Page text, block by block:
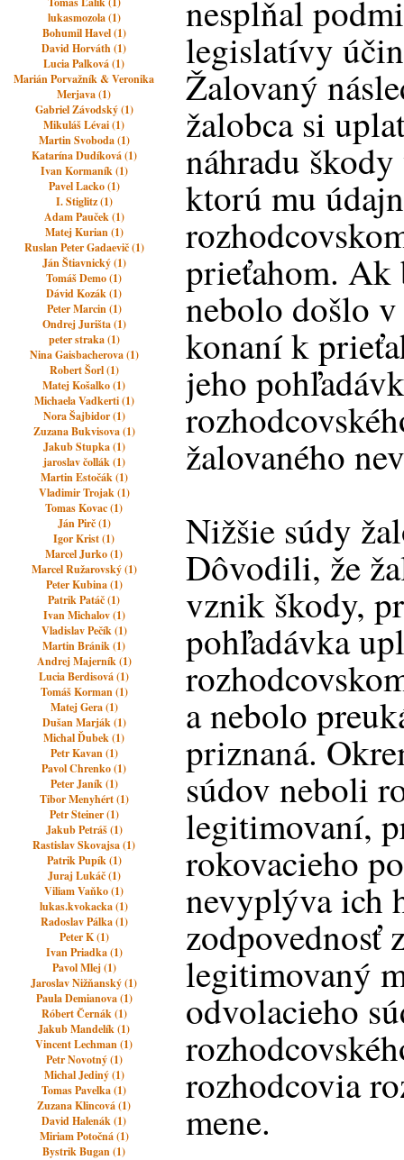
lukasmozola (1)
Bohumil Havel (1)
David Horváth (1)
Lucia Palková (1)
Marián Porvažník & Veronika
Merjava (1)
Gabriel Závodský (1)
Mikuláš Lévai (1)
Martin Svoboda (1)
Katarína Dudíková (1)
Ivan Kormaník (1)
Pavel Lacko (1)
I. Stiglitz (1)
Adam Pauček (1)
Matej Kurian (1)
Ruslan Peter Gadaevič (1)
Ján Štiavnický (1)
Tomáš Demo (1)
Dávid Kozák (1)
Peter Marcin (1)
Ondrej Jurišta (1)
peter straka (1)
Nina Gaisbacherova (1)
Robert Šorl (1)
Matej Košalko (1)
Michaela Vadkerti (1)
Nora Šajbidor (1)
Zuzana Bukvisova (1)
Jakub Stupka (1)
jaroslav čollák (1)
Martin Estočák (1)
Vladimir Trojak (1)
Tomas Kovac (1)
Ján Pirč (1)
Igor Krist (1)
Marcel Jurko (1)
Marcel Ružarovský (1)
Peter Kubina (1)
Patrik Patáč (1)
Ivan Michalov (1)
Vladislav Pečík (1)
Martin Bránik (1)
Andrej Majerník (1)
Lucia Berdisová (1)
Tomáš Korman (1)
Matej Gera (1)
Dušan Marják (1)
Michal Ďubek (1)
Petr Kavan (1)
Pavol Chrenko (1)
Peter Janík (1)
Tibor Menyhért (1)
Petr Steiner (1)
Jakub Petráš (1)
Rastislav Skovajsa (1)
Patrik Pupík (1)
Juraj Lukáč (1)
Viliam Vaňko (1)
lukas.kvokacka (1)
Radoslav Pálka (1)
Peter K (1)
Ivan Priadka (1)
Pavol Mlej (1)
Jaroslav Nižňanský (1)
Paula Demianova (1)
Róbert Černák (1)
Jakub Mandelík (1)
Vincent Lechman (1)
Petr Novotný (1)
Michal Jediný (1)
Tomas Pavelka (1)
Zuzana Klincová (1)
David Halenák (1)
Miriam Potočná (1)
Bystrik Bugan (1)
nespĺňal
legislatívy
Žalovaný
žalobca si
náhradu
ktorú mu
prieťahom. Ak
nebolo došlo
konaní k
jeho
žalovaného
Nižšie súdy
Dôvodili, že
vznik škody,
pohľadávka
a nebolo
priznaná.
súdov neboli
legitimovaní,
rokovacieho
nevyplýva ich
zodpovednosť
legitimovaný
odvolacieho
rozhodcovia
mene.